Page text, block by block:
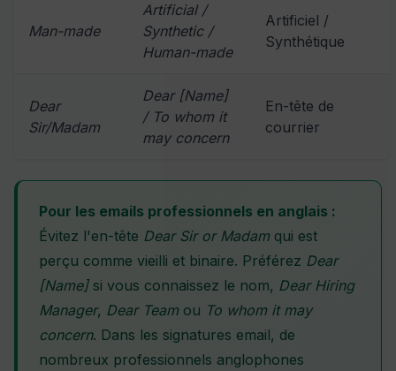
Man-made
Artificial /
Synthetic /
Human-made
Artificiel /
Synthétique
Dear
Sir/Madam
Dear [Name]
/ To whom it
may concern
En-tête de
courrier
Pour les emails professionnels en anglais :
Évitez l'en-tête Dear Sir or Madamqui est
perçu comme vieilli et binaire. Préférez Dear
[Name]si vous connaissez le nom, Dear Hiring
Manager, Dear Teamou To whom it may
concern. Dans les signatures email, de
nombreux professionnels anglophones